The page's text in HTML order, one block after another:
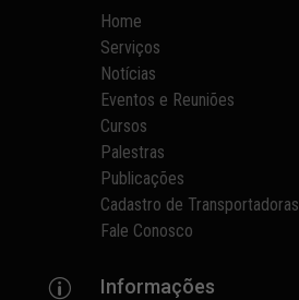
Home
Serviços
Notícias
Eventos e Reuniões
Cursos
Palestras
Publicações
Cadastro de Transportadoras
Fale Conosco
p Informações